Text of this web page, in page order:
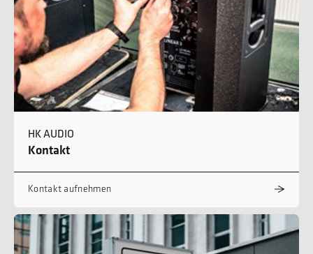
HK AUDIO
Kontakt
Kontakt aufnehmen